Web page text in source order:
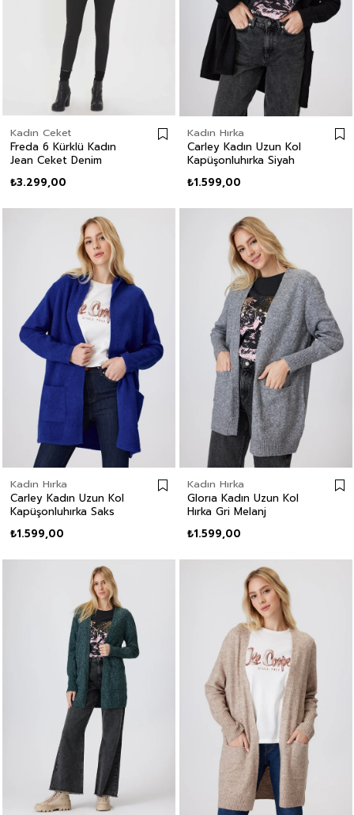
Kadın Ceket
Freda 6 Kürklü Kadın
Jean Ceket Denim
₺3.299,00
Kadın Hırka
Carley Kadın Uzun Kol
Kapüşonluhırka Siyah
₺1.599,00
Kadın Hırka
Carley Kadın Uzun Kol
Kapüşonluhırka Saks
₺1.599,00
Kadın Hırka
Glorıa Kadın Uzun Kol
Hırka Gri Melanj
₺1.599,00